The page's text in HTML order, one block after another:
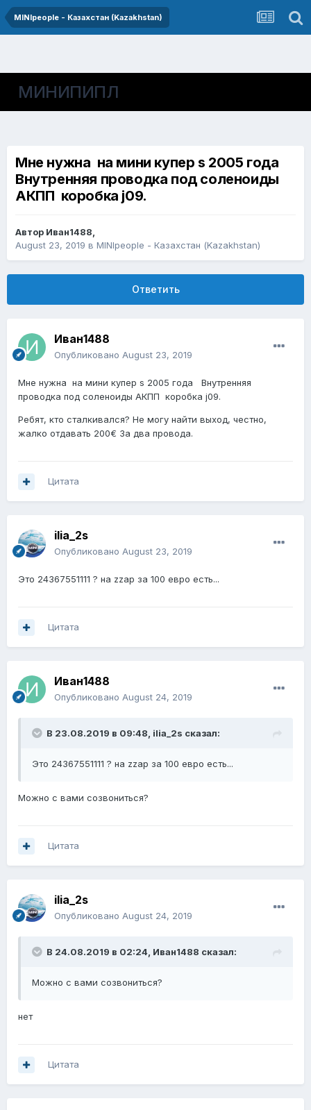
MINIpeople - Казахстан (Kazakhstan)
МИНИПИПЛ
Мне нужна на мини купер s 2005 года
Внутренняя проводка под соленоиды
АКПП коробка j09.
Автор Иван1488,
August 23, 2019 в MINIpeople - Казахстан (Kazakhstan)
Ответить
Иван1488
Опубликовано August 23, 2019
Мне нужна на мини купер s 2005 года Внутренняя
проводка под соленоиды АКПП коробка j09.
Ребят, кто сталкивался? Не могу найти выход, честно,
жалко отдавать 200€ За два провода.
Цитата
ilia_2s
Опубликовано August 23, 2019
Это 24367551111 ? на zzap за 100 евро есть...
Цитата
Иван1488
Опубликовано August 24, 2019
В 23.08.2019 в 09:48, ilia_2s сказал:
Это 24367551111 ? на zzap за 100 евро есть...
Можно с вами созвониться?
Цитата
ilia_2s
Опубликовано August 24, 2019
В 24.08.2019 в 02:24, Иван1488 сказал:
Можно с вами созвониться?
нет
Цитата